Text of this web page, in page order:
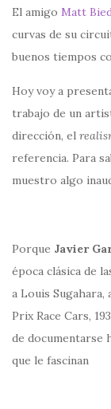
El amigo Matt
curvas de su
buenos tiempos
Hoy voy a
trabajo de un
dirección, el
referencia. Para
muestro algo
Porque Javier
época clásica de
a Louis Sugahara,
Prix Race Cars,
de documentarse
que le fascinan